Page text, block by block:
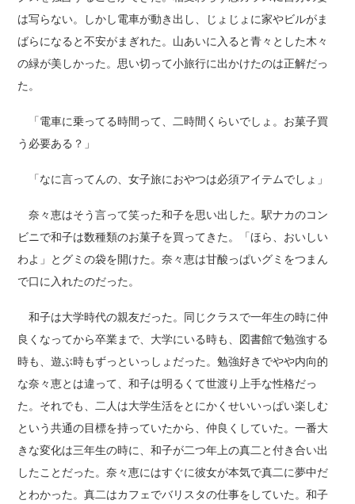
は写らない。しかし電車が動き出し、じょじょに家やビルがま
ばらになると不安がまぎれた。山あいに入ると青々とした木々
の緑が美しかった。思い切って小旅行に出かけたのは正解だっ
た。
「電車に乗ってる時間って、二時間くらいでしょ。お菓子買
う必要ある？」
「なに言ってんの、女子旅におやつは必須アイテムでしょ」
奈々恵はそう言って笑った和子を思い出した。駅ナカのコン
ビニで和子は数種類のお菓子を買ってきた。「ほら、おいしい
わよ」とグミの袋を開けた。奈々恵は甘酸っぱいグミをつまん
で口に入れたのだった。
和子は大学時代の親友だった。同じクラスで一年生の時に仲
良くなってから卒業まで、大学にいる時も、図書館で勉強する
時も、遊ぶ時もずっといっしょだった。勉強好きでやや内向的
な奈々恵とは違って、和子は明るくて世渡り上手な性格だっ
た。それでも、二人は大学生活をとにかくせいいっぱい楽しむ
という共通の目標を持っていたから、仲良くしていた。一番大
きな変化は三年生の時に、和子が二つ年上の真二と付き合い出
したことだった。奈々恵にはすぐに彼女が本気で真二に夢中だ
とわかった。真二はカフェでバリスタの仕事をしていた。和子